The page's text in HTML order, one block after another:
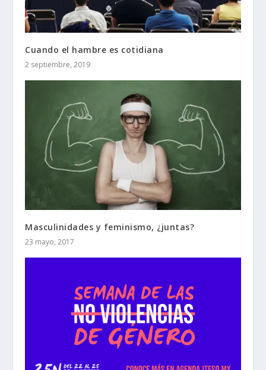
Cuando el hambre es cotidiana
2 septiembre, 2019
Masculinidades y feminismo, ¿juntas?
23 mayo, 2017